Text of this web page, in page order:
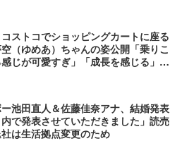
ストコでショッピングカートに座る
（ゆめあ）ちゃんの姿公開「乗りこ
じが可愛すぎ」「成長を感じる」の
池田直人＆佐藤佳奈アナ、結婚発表
内で発表させていただきました」読売
は生活拠点変更のため